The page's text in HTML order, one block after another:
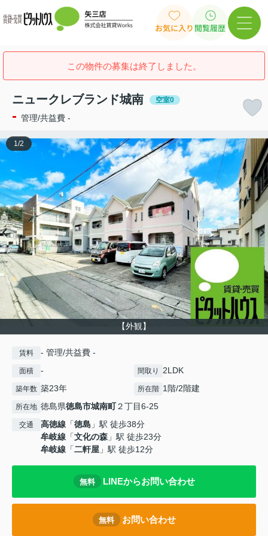
お気に入り 閲覧履歴
この物件の募集は終了しました。
ニュークレブランド城南 空室0
- 管理/共益費 -
【外観】
1/2
賃料 - 管理/共益費 -
面積 - 間取り 2LDK
築年数 築23年 所在階 1階/2階建
所在地 徳島県徳島市城南町２丁目6-25
交通 高徳線 「徳島 」駅 徒歩38分
牟岐線 「文化の森 」駅 徒歩23分
牟岐線 「二軒屋 」駅 徒歩12分
無料 LINEからお問い合わせ
無料 お問い合わせ